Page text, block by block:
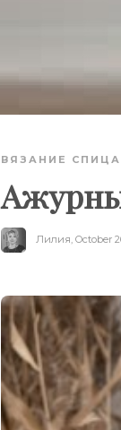
ВЯЗАНИЕ
Лилия, October